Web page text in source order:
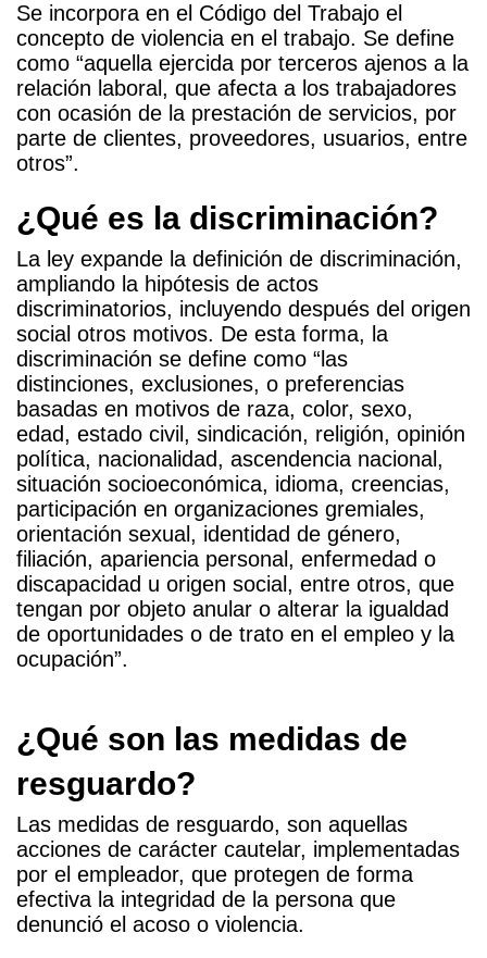
Se incorpora en el Código del Trabajo el
concepto de violencia en el trabajo. Se define
como “aquella ejercida por terceros ajenos a la
relación laboral, que afecta a los trabajadores
con ocasión de la prestación de servicios, por
parte de clientes, proveedores, usuarios, entre
otros”.
¿Qué es la discriminación?
La ley expande la definición de discriminación,
ampliando la hipótesis de actos
discriminatorios, incluyendo después del origen
social otros motivos. De esta forma, la
discriminación se define como “las
distinciones, exclusiones, o preferencias
basadas en motivos de raza, color, sexo,
edad, estado civil, sindicación, religión, opinión
política, nacionalidad, ascendencia nacional,
situación socioeconómica, idioma, creencias,
participación en organizaciones gremiales,
orientación sexual, identidad de género,
filiación, apariencia personal, enfermedad o
discapacidad u origen social, entre otros, que
tengan por objeto anular o alterar la igualdad
de oportunidades o de trato en el empleo y la
ocupación”.
¿Qué son las medidas de
resguardo?
Las medidas de resguardo, son aquellas
acciones de carácter cautelar, implementadas
por el empleador, que protegen de forma
efectiva la integridad de la persona que
denunció el acoso o violencia.